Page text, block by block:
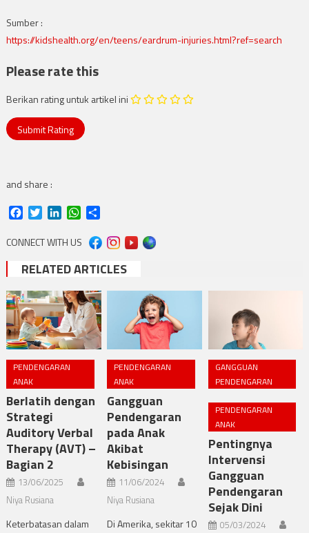
Sumber :
https://kidshealth.org/en/teens/eardrum-injuries.html?ref=search
Please rate this
Berikan rating untuk artikel ini
and share :
Facebook
TwitterLinkedInWhatsApp
Share
CONNECT WITH US
RELATED ARTICLES
PENDENGARAN
ANAK
Berlatih dengan
Strategi
Auditory Verbal
Therapy (AVT) –
Bagian 2
13/06/2025
Niya Rusiana
Keterbatasan dalam
PENDENGARAN
ANAK
Gangguan
Pendengaran
pada Anak
Akibat
Kebisingan
11/06/2024
Niya Rusiana
Di Amerika, sekitar 10
GANGGUAN
PENDENGARAN
PENDENGARAN
ANAK
Pentingnya
Intervensi
Gangguan
Pendengaran
Sejak Dini
05/03/2024